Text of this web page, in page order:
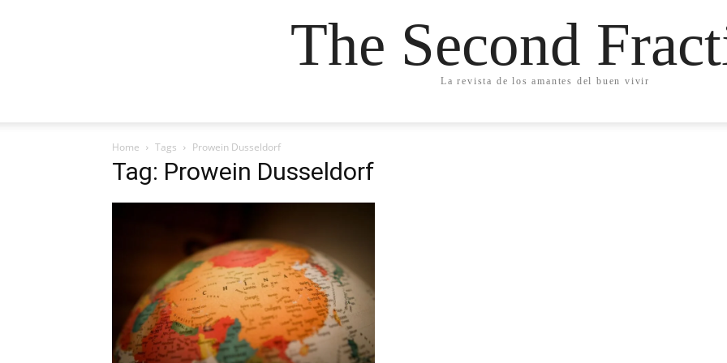
The Second
La revista de los amantes del buen vivir
Home Tags Prowein Dusseldorf
Tag: Prowein Dusseldorf